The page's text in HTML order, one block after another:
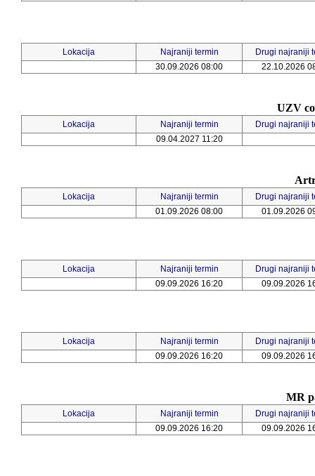
Lokacija Najraniji termin
Drugi najraniji
30.09.2026 08:00
22.10.2026
UZV
Lokacija Najraniji termin
Drugi najraniji
09.04.2027 11:20
Lokacija Najraniji termin
Drugi najraniji
01.09.2026 08:00
01.09.2026
Lokacija Najraniji termin
Drugi najraniji
09.09.2026 16:20
09.09.2026
Lokacija Najraniji termin
Drugi najraniji
09.09.2026 16:20
09.09.2026
MR
Lokacija Najraniji termin
Drugi najraniji
09.09.2026 16:20
09.09.2026